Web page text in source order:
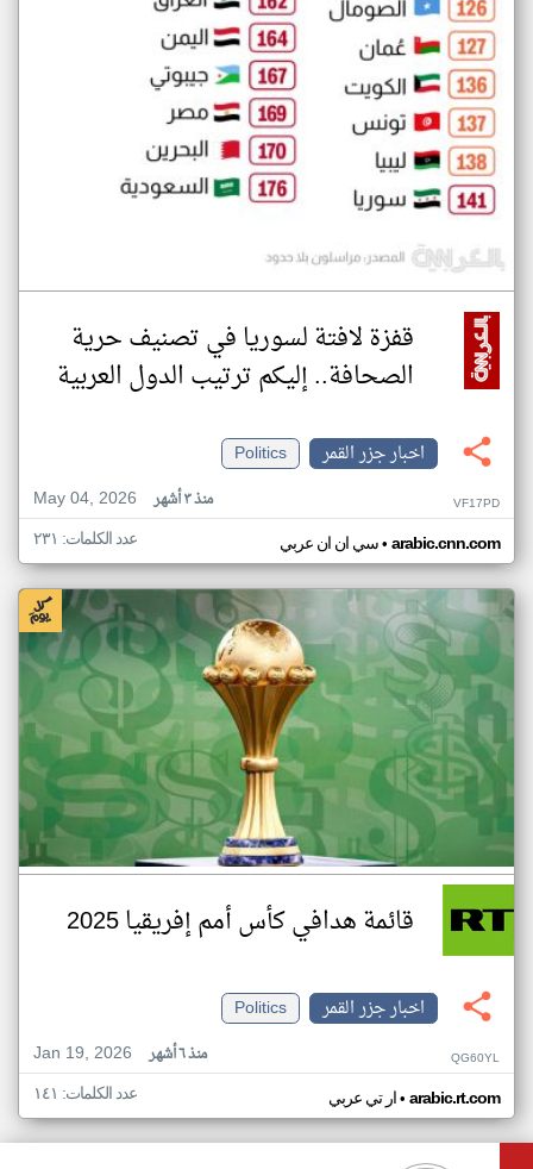
قفزة لافتة لسوريا في تصنيف حرية
الصحافة.. إليكم ترتيب الدول العربية
اخبار جزر القمر
Politics
May 04, 2026
منذ ٣ أشهر VF17PD
سي ان ان عربي• arabic.cnn.com عدد الكلمات: ٢٣١
قائمة هدافي كأس أمم إفريقيا 2025
اخبار جزر القمر
Politics
Jan 19, 2026
منذ ٦ أشهر QG60YL
ار تي عربي• arabic.rt.com عدد الكلمات: ١٤١